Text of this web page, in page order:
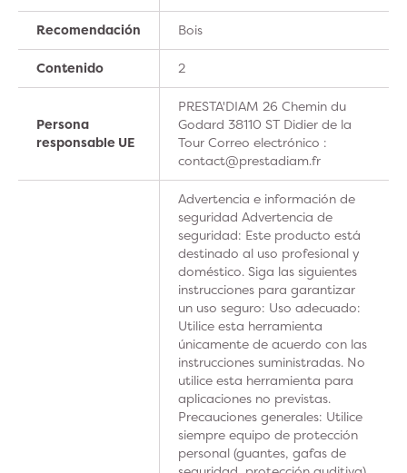
Recomendación Bois
Contenido 2
Persona
responsable UE
PRESTA'DIAM 26 Chemin du
Godard 38110 ST Didier de la
Tour Correo electrónico :
contact@prestadiam.fr
Advertencia e información de
seguridad Advertencia de
seguridad: Este producto está
destinado al uso profesional y
doméstico. Siga las siguientes
instrucciones para garantizar
un uso seguro: Uso adecuado:
Utilice esta herramienta
únicamente de acuerdo con las
instrucciones suministradas. No
utilice esta herramienta para
aplicaciones no previstas.
Precauciones generales: Utilice
siempre equipo de protección
personal (guantes, gafas de